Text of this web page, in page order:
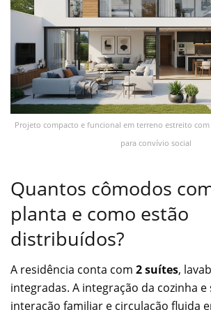
Projeto compacto e funcional em terreno estreito
para convívio social
Quantos cômodos
planta e como estão
distribuídos?
A residência conta com 2 suítes,
integradas. A integração da cozinha e
interação familiar e circulação fluida